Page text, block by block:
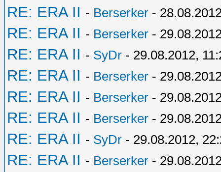
RE: ERA II - Berserker -
RE: ERA II - Berserker -
RE: ERA II - SyDr - 29.08.2012,
RE: ERA II - Berserker -
RE: ERA II - Berserker -
RE: ERA II - Berserker -
RE: ERA II - SyDr - 29.08.2012,
RE: ERA II - Berserker -